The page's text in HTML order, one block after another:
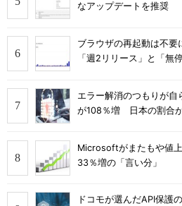
なアップデートを推奨
ブラウザの再起動は不
「週2リリース」と「無
エラー解消のつもりが自
が108％増 日本の割合
Microsoftがまたもや値
33％増の「言い分」
ドコモが選んだAPI保護